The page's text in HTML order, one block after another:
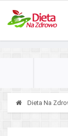
Dieta Na